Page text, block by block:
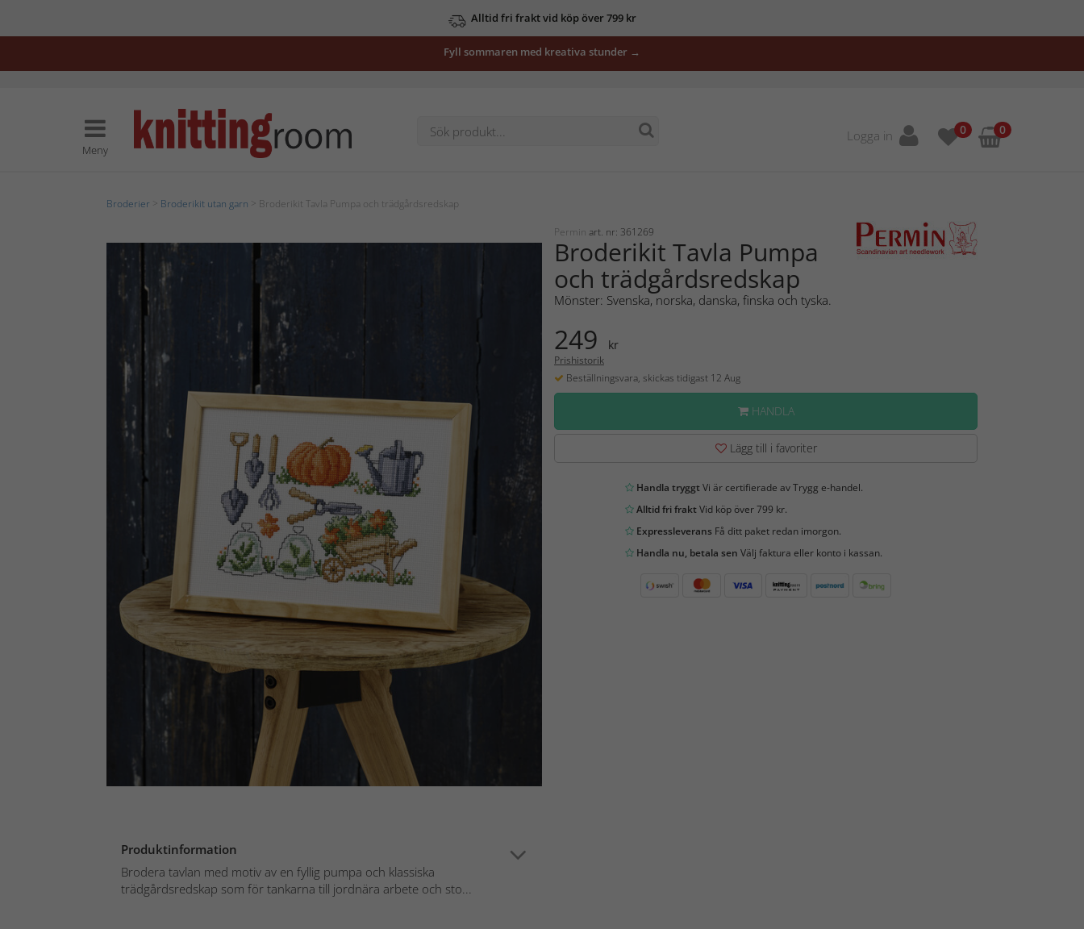
Alltid fri frakt vid köp över 799 kr
Fyll sommaren med kreativa stunder →
Meny
Logga in 0 0
Broderier Broderikit utan garn > Broderikit Tavla Pumpa och trädgårdsredskap
Produktinformation
Brodera tavlan med motiv av en fyllig pumpa och klassiska
trädgårdsredskap som för tankarna till jordnära arbete och sto...
Permin art. nr: 361269
Broderikit Tavla Pumpa
och trädgårdsredskap
Mönster: Svenska, norska, danska, finska och tyska.
249 kr
Prishistorik
Beställningsvara, skickas tidigast 12 Aug
HANDLA
Lägg till i favoriter
Handla tryggtVi är certifierade av Trygg e-handel.
Alltid fri fraktVid köp över 799 kr.
ExpressleveransFå ditt paket redan imorgon.
Handla nu, betala sen Välj faktura eller konto i kassan.